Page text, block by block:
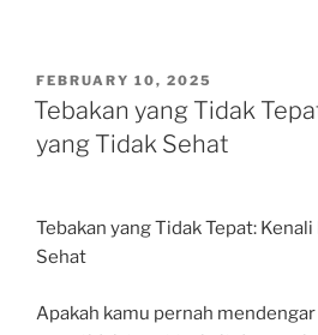
POSTED
ON
FEBRUARY 10, 2025
Tebakan yang Tidak
yang Tidak Sehat
Tebakan yang Tidak Tepat:
Sehat
Apakah kamu pernah